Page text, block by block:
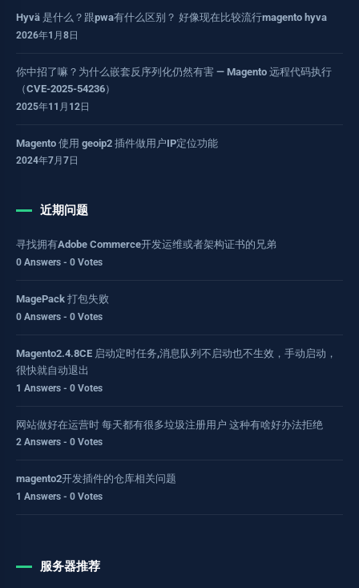
Hyvä 是什么？跟pwa有什么区别？ 好像现在比较流行magento hyva
2026年1月8日
你中招了嘛？为什么嵌套反序列化仍然有害 — Magento 远程代码执行
（CVE-2025-54236）
2025年11月12日
Magento 使用 geoip2 插件做用户IP定位功能
2024年7月7日
近期问题
寻找拥有Adobe Commerce开发运维或者架构证书的兄弟
0 Answers - 0 Votes
MagePack 打包失败
0 Answers - 0 Votes
Magento2.4.8CE 启动定时任务,消息队列不启动也不生效，手动启动，
很快就自动退出
1 Answers - 0 Votes
网站做好在运营时 每天都有很多垃圾注册用户 这种有啥好办法拒绝
2 Answers - 0 Votes
magento2开发插件的仓库相关问题
1 Answers - 0 Votes
服务器推荐